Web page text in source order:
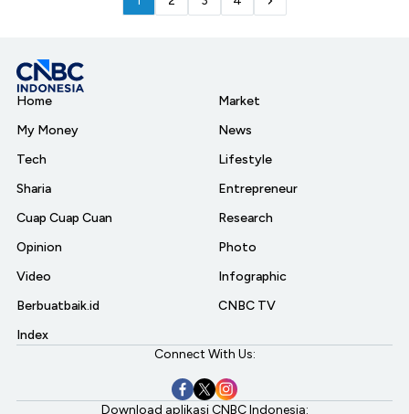
Home
My Money
Tech
Sharia
Cuap Cuap Cuan
Opinion
Video
Berbuatbaik.id
Index
Market
News
Lifestyle
Entrepreneur
Research
Photo
Infographic
CNBC TV
Connect With Us:
Download aplikasi CNBC Indonesia: